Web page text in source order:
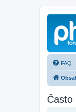
FAQ
Často